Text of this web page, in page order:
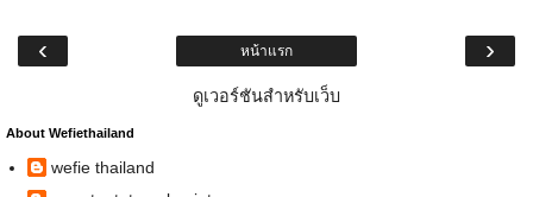
‹ ›
หน้าแรก
ดูเวอร์ชันสำหรับเว็บ
About Wefiethailand
wefie thailand